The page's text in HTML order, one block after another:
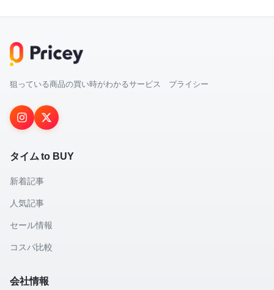
狙っている商品の買い時がわかるサービス プライシー
タイム to BUY
新着記事
人気記事
セール情報
コスパ比較
会社情報